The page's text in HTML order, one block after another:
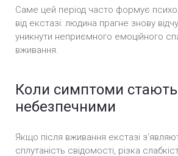
Саме цей період часто формує
від екстазі: людина прагне знову
уникнути неприємного емоційного
вживання.
Коли симптоми стають
небезпечними
Якщо після вживання екстазі
сплутаність свідомості, різка